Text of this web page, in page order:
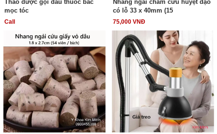
Thảo dược gội đầu thuốc bắc
mọc tóc
Call
Nhang ngải châm cứu huyệt đạo
có lỗ 33 x 40mm (15
75,000 VNĐ